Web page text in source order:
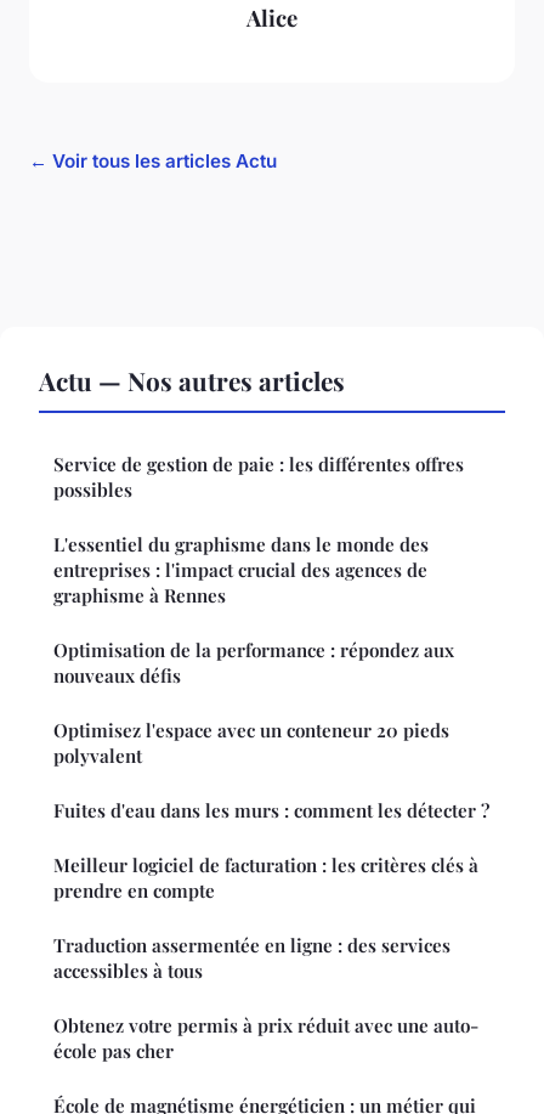
Alice
← Voir tous les articles Actu
Actu — Nos autres articles
Service de gestion de paie : les différentes offres
possibles
L'essentiel du graphisme dans le monde des
entreprises : l'impact crucial des agences de
graphisme à Rennes
Optimisation de la performance : répondez aux
nouveaux défis
Optimisez l'espace avec un conteneur 20 pieds
polyvalent
Fuites d'eau dans les murs : comment les détecter ?
Meilleur logiciel de facturation : les critères clés à
prendre en compte
Traduction assermentée en ligne : des services
accessibles à tous
Obtenez votre permis à prix réduit avec une auto-
école pas cher
École de magnétisme énergéticien : un métier qui